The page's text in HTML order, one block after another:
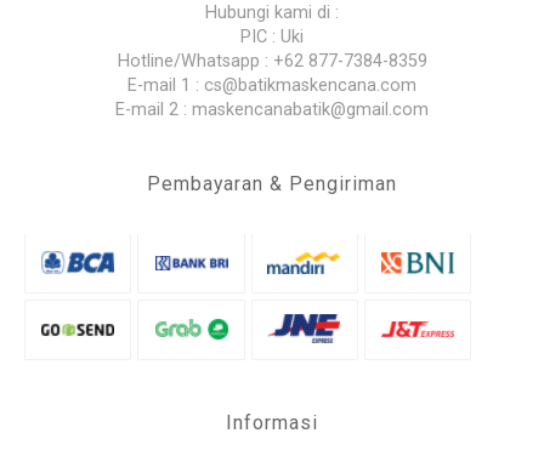
Hubungi kami di :
PIC : Uki
Hotline/Whatsapp : +62 877-7384-8359
E-mail 1 : cs@batikmaskencana.com
E-mail 2 : maskencanabatik@gmail.com
Pembayaran & Pengiriman
Informasi